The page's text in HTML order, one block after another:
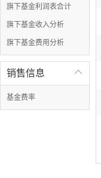
旗下基金利润表合计
旗下基金收入分析
旗下基金费用分析

销售信息
基金费率